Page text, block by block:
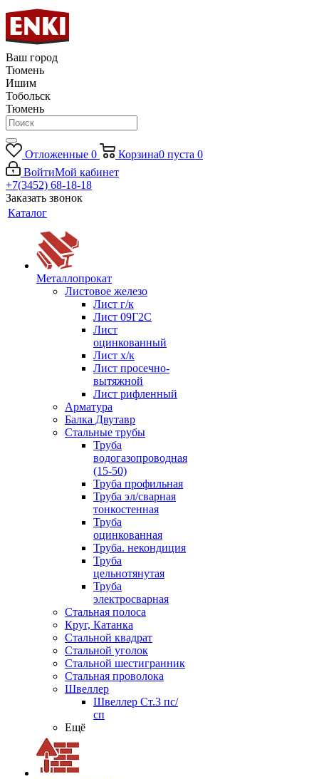
Ваш город
Тюмень
Ишим
Тобольск
Тюмень
Отложенные 0 Корзина0 пуста 0
ВойтиМой кабинет
+7(3452) 68-18-18
Заказать звонок
Каталог
Металлопрокат
Листовое железо
Лист г/к
Лист 09Г2С
Лист
оцинкованный
Лист х/к
Лист просечно-
вытяжной
Лист рифленный
Арматура
Балка Двутавр
Стальные трубы
Труба
водогазопроводная
(15-50)
Труба профильная
Труба эл/сварная
тонкостенная
Труба
оцинкованная
Труба. некондиция
Труба
цельнотянутая
Труба
электросварная
Стальная полоса
Круг, Катанка
Стальной квадрат
Стальной уголок
Стальной шестигранник
Стальная проволока
Швеллер
Швеллер Ст.3 пс/
сп
Ещё